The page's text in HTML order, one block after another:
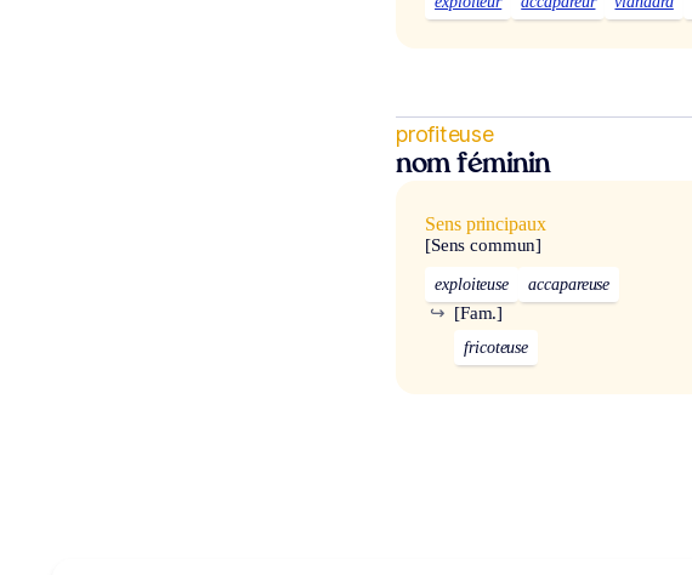
profiteuse
nom féminin
Sens principaux
[Sens commun]
exploiteuse accapareuse
[Fam.]
↪
fricoteuse